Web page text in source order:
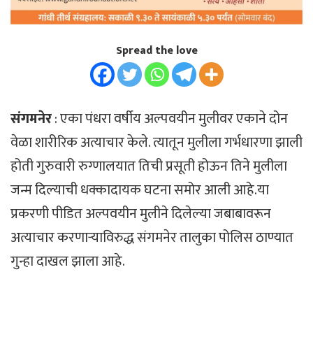
Spread the love
संगमनेर: एका पंधरा वर्षीय अल्पवयीन मुलीवर एकाने दोन
वेळा शारीरिक अत्याचार केले. त्यातून मुलीला गर्भधारणा झाली
होती गुरुवारी रुग्णालयात तिची प्रसूती होऊन तिने मुलीला
जन्म दिल्याची धक्कादायक घटना समोर आली आहे.या
प्रकरणी पीडित अल्पवयीन मुलीने दिलेल्या जबाबावरून
अत्याचार करणाऱ्याविरुद्ध संगमनेर तालुका पोलिस ठाण्यात
गुन्हा दाखल झाला आहे.